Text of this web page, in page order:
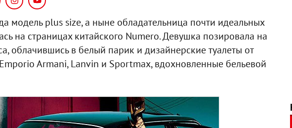
модель plus size, а ныне обладательница почти идеальных
на страницах китайского Numero. Девушка позировала на
облачившись в белый парик и дизайнерские туалеты от
Armani, Lanvin и Sportmax, вдохновленные бельевой